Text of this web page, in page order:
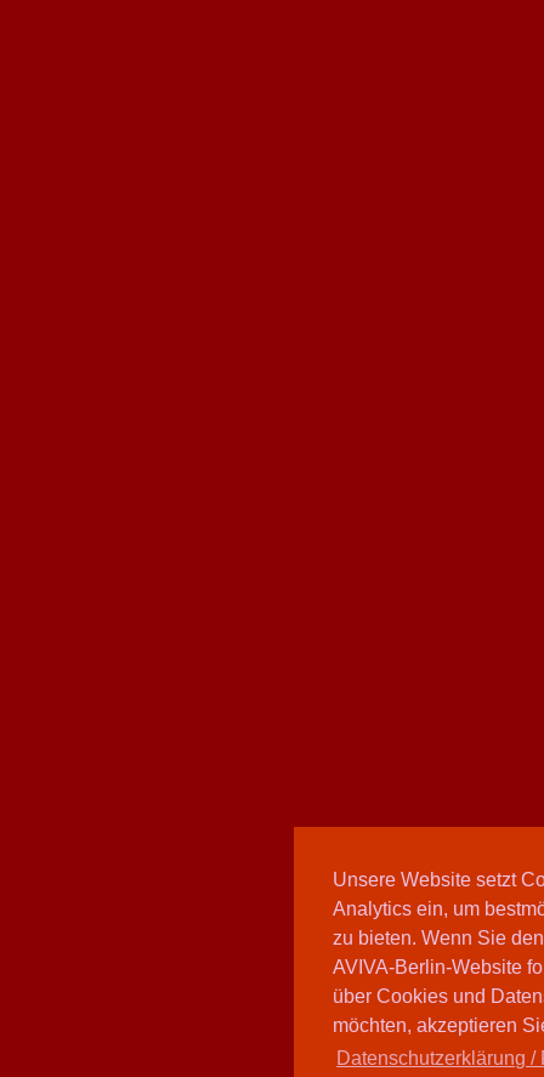
Unsere Website setzt
Analytics ein, um
zu bieten. Wenn Sie
AVIVA-Berlin-Website
über Cookies und
möchten, akzeptieren
Datenschutzerklärung /